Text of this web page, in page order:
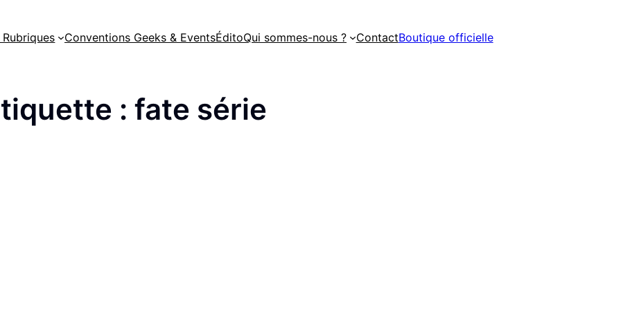
Conventions Geeks & EventsÉditoQui sommes-nous ? ContactBoutique officielle
: fate série